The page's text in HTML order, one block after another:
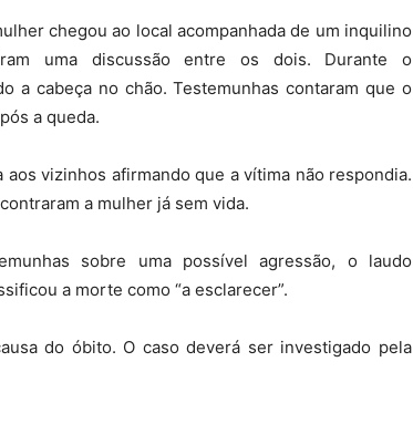
chegou ao local acompanhada de um inquilino
uma discussão entre os dois. Durante o
a cabeça no chão. Testemunhas contaram que o
a queda.
vizinhos afirmando que a vítima não respondia.
a mulher já sem vida.
sobre uma possível agressão, o laudo
a morte como “a esclarecer”.
do óbito. O caso deverá ser investigado pela